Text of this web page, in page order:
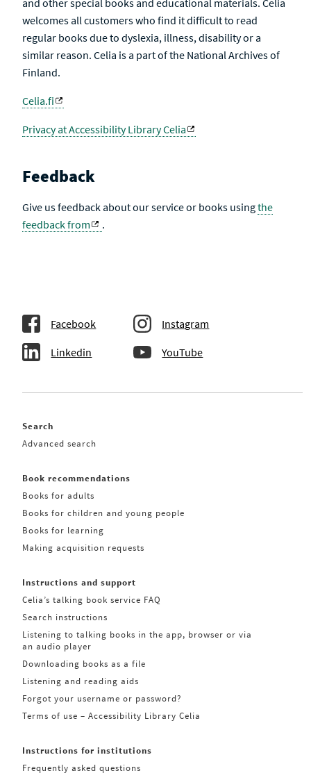
and other special books and educational materials. Celia
welcomes all customers who find it difficult to read
regular books due to dyslexia, illness, disability or a
similar reason. Celia is a part of the National Archives of
Finland.
Celia.fi
Privacy at Accessibility Library Celia
Feedback
Give us feedback about our service or books usingthe
feedback from
.
Facebook Instagram
Linkedin YouTube
Search
Advanced search
Book recommendations
Books for adults
Books for children and young people
Books for learning
Making acquisition requests
Instructions and support
Celia’s talking book service FAQ
Search instructions
Listening to talking books in the app, browser or via
an audio player
Downloading books as a file
Listening and reading aids
Forgot your username or password?
Terms of use – Accessibility Library Celia
Instructions for institutions
Frequently asked questions